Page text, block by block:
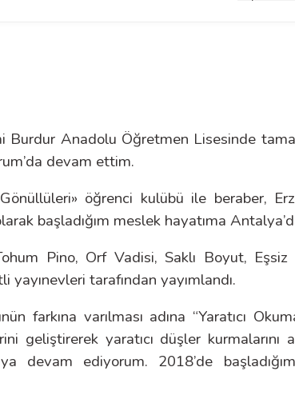
Burdur Anadolu Öğretmen Lisesinde
devam ettim.
öğrenci kulübü ile beraber,
başladığım meslek hayatıma
Pino, Orf Vadisi, Saklı Boyut,
yayınevleri tarafından yayımlandı.
farkına varılması adına “Yaratıcı
geliştirerek yaratıcı düşler
devam ediyorum. 2018’de